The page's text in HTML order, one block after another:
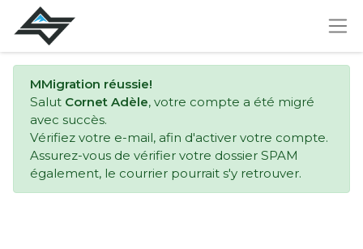
MMigration réussie!
Salut Cornet Adèle, votre compte a été migré
avec succès.
Vérifiez votre e-mail, afin d'activer votre compte.
Assurez-vous de vérifier votre dossier SPAM
également, le courrier pourrait s'y retrouver.